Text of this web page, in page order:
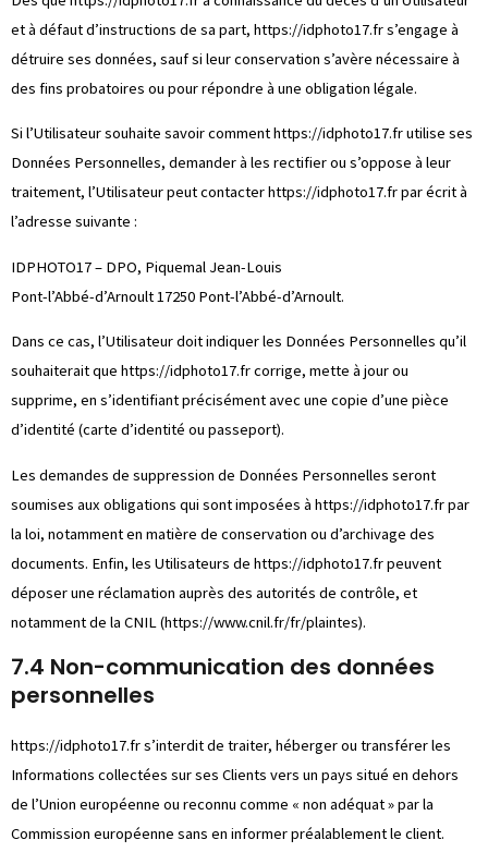
et à défaut d’instructions de sa part, https://idphoto17.frs’engage à
détruire ses données, sauf si leur conservation s’avère nécessaire à
des fins probatoires ou pour répondre à une obligation légale.
Si l’Utilisateur souhaite savoir commenthttps://idphoto17.frutilise ses
Données Personnelles, demander à les rectifier ou s’oppose à leur
traitement, l’Utilisateur peut contacterhttps://idphoto17.frpar écrit à
l’adresse suivante :
IDPHOTO17 – DPO, Piquemal Jean-Louis
Pont-l’Abbé-d’Arnoult 17250 Pont-l’Abbé-d’Arnoult.
Dans ce cas, l’Utilisateur doit indiquer les Données Personnelles qu’il
souhaiterait que https://idphoto17.frcorrige, mette à jour ou
supprime, en s’identifiant précisément avec une copie d’une pièce
d’identité (carte d’identité ou passeport).
Les demandes de suppression de Données Personnelles seront
soumises aux obligations qui sont imposées à https://idphoto17.frpar
la loi, notamment en matière de conservation ou d’archivage des
documents. Enfin, les Utilisateurs de https://idphoto17.frpeuvent
déposer une réclamation auprès des autorités de contrôle, et
notamment de la CNIL (https://www.cnil.fr/fr/plaintes).
7.4 Non-communication des données
personnelles
https://idphoto17.frs’interdit de traiter, héberger ou transférer les
Informations collectées sur ses Clients vers un pays situé en dehors
de l’Union européenne ou reconnu comme « non adéquat » par la
Commission européenne sans en informer préalablement le client.